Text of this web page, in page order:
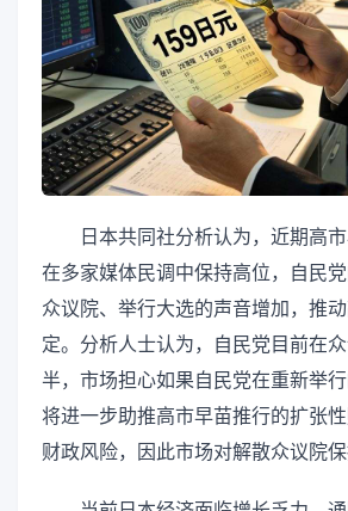
日本共同社分析认为，近期高
在多家媒体民调中保持高位，自民
众议院、举行大选的声音增加，推
定。分析人士认为，自民党目前在
半，市场担心如果自民党在重新举行
将进一步助推高市早苗推行的扩张
财政风险，因此市场对解散众议院保